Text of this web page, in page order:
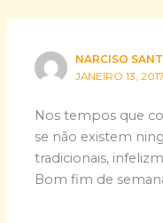
NARCISO
JANEIRO 13,
Nos tempos que
se não existem
tradicionais,
Bom fim de